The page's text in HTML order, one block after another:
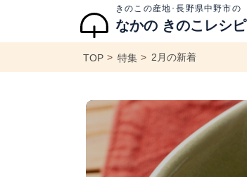
きのこの産地･長野県中野市の
なかの きのこレシピ
TOP 特集 2月の新着